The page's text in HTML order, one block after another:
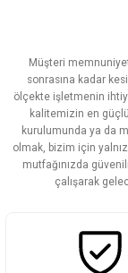
Görüş ve
Ürün resmi
Ürün
Ürün
Ürün fiyatı
Bu ürüne
Müşteri
sonrasına kadar
ölçekte işletmenin
kalitemizin en güçlü
kurulumunda ya da
olmak, bizim için
mutfağınızda
çalışarak